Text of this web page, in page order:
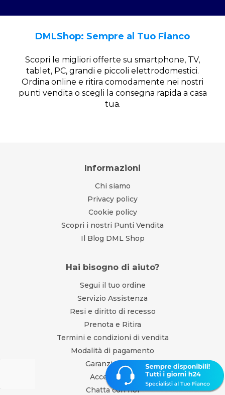
DMLShop: Sempre al Tuo Fianco
Scopri le migliori offerte su smartphone, TV,
tablet, PC, grandi e piccoli elettrodomestici.
Ordina online e ritira comodamente nei nostri
punti vendita o scegli la consegna rapida a casa
tua.
Informazioni
Chi siamo
Privacy policy
Cookie policy
Scopri i nostri Punti Vendita
Il Blog DML Shop
Hai bisogno di aiuto?
Segui il tuo ordine
Servizio Assistenza
Resi e diritto di recesso
Prenota e Ritira
Termini e condizioni di vendita
Modalità di pagamento
Garanzia legale
Accessibilità
Chatta con noi